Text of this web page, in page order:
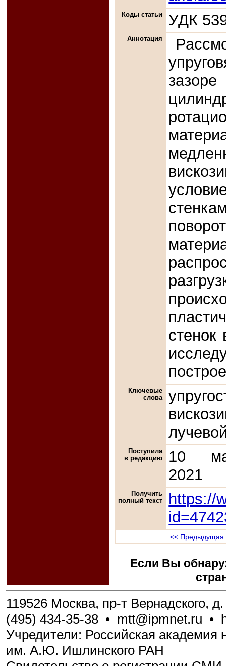
Коды статьи УДК
Аннотация
стенок
Ключевые
слова
Поступила
в редакцию
10
2021
Получить
полный текст
https://
<< Предыдущая
Если Вы
119526 Москва, пр-т Вернадского,
(495) 434-35-38 • mtt@ipmnet.ru •
Учредители: Российская академия
им. А.Ю. Ишлинского РАН